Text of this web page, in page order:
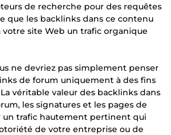
de recherche pour des requêtes
que les backlinks dans ce contenu
site Web un trafic organique
ne devriez pas simplement penser
de forum uniquement à des fins
véritable valeur des backlinks dans
les signatures et les pages de
un trafic hautement pertinent qui
de votre entreprise ou de